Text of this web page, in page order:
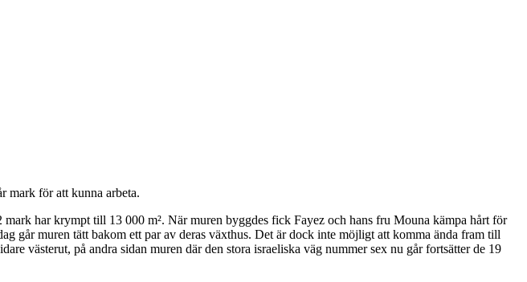
mark för att kunna arbeta.
har krympt till 13 000 m². När muren byggdes fick Fayez och hans fru Mouna kämpa hårt för
går muren tätt bakom ett par av deras växthus. Det är dock inte möjligt att komma ända fram till
västerut, på andra sidan muren där den stora israeliska väg nummer sex nu går fortsätter de 19